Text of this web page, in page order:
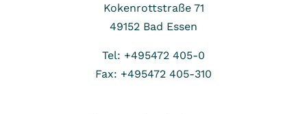
Kokenrottstraße 71
49152 Bad Essen
Tel: +495472 405-0
Fax: +495472 405-310